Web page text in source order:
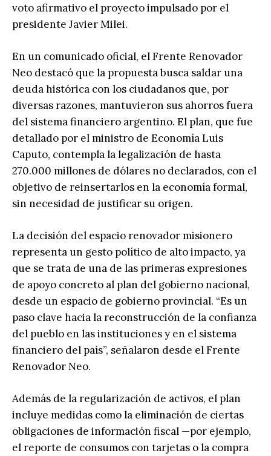
voto afirmativo el proyecto impulsado por el
presidente Javier Milei.
En un comunicado oficial, el Frente Renovador
Neo destacó que la propuesta busca saldar una
deuda histórica con los ciudadanos que, por
diversas razones, mantuvieron sus ahorros fuera
del sistema financiero argentino. El plan, que fue
detallado por el ministro de Economía Luis
Caputo, contempla la legalización de hasta
270.000 millones de dólares no declarados, con el
objetivo de reinsertarlos en la economía formal,
sin necesidad de justificar su origen.
La decisión del espacio renovador misionero
representa un gesto político de alto impacto, ya
que se trata de una de las primeras expresiones
de apoyo concreto al plan del gobierno nacional,
desde un espacio de gobierno provincial. “Es un
paso clave hacia la reconstrucción de la confianza
del pueblo en las instituciones y en el sistema
financiero del país”, señalaron desde el Frente
Renovador Neo.
Además de la regularización de activos, el plan
incluye medidas como la eliminación de ciertas
obligaciones de información fiscal —por ejemplo,
el reporte de consumos con tarjetas o la compra